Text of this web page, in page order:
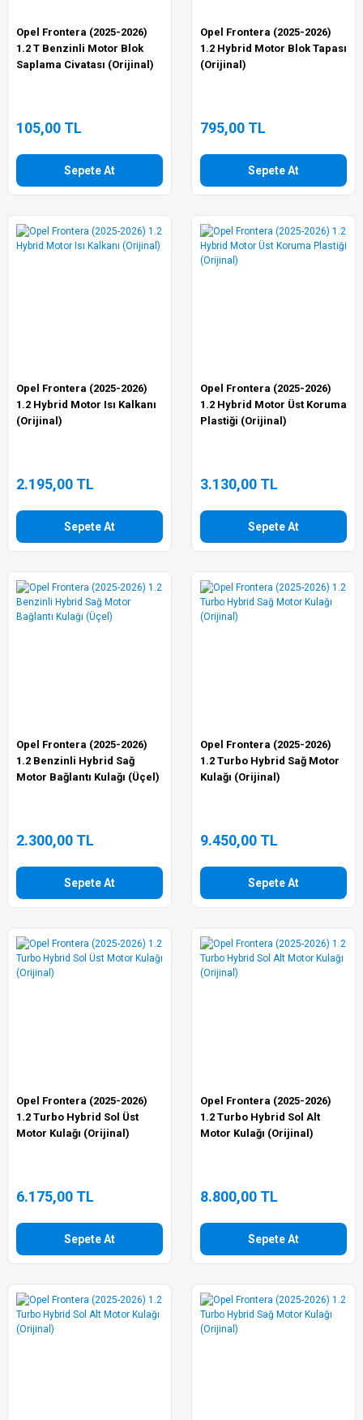
Opel Frontera (2025-2026)
1.2 T Benzinli Motor Blok
Saplama Civatası (Orijinal)
105,00 TL
Sepete At
Opel Frontera (2025-2026)
1.2 Hybrid Motor Blok Tapası
(Orijinal)
795,00 TL
Sepete At
Opel Frontera (2025-2026)
1.2 Hybrid Motor Isı Kalkanı
(Orijinal)
2.195,00 TL
Sepete At
Opel Frontera (2025-2026)
1.2 Hybrid Motor Üst Koruma
Plastiği (Orijinal)
3.130,00 TL
Sepete At
Opel Frontera (2025-2026)
1.2 Benzinli Hybrid Sağ
Motor Bağlantı Kulağı (Üçel)
2.300,00 TL
Sepete At
Opel Frontera (2025-2026)
1.2 Turbo Hybrid Sağ Motor
Kulağı (Orijinal)
9.450,00 TL
Sepete At
Opel Frontera (2025-2026)
1.2 Turbo Hybrid Sol Üst
Motor Kulağı (Orijinal)
6.175,00 TL
Sepete At
Opel Frontera (2025-2026)
1.2 Turbo Hybrid Sol Alt
Motor Kulağı (Orijinal)
8.800,00 TL
Sepete At